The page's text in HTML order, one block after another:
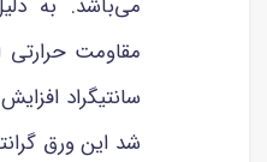
می‌باشد. به
سانتیگراد